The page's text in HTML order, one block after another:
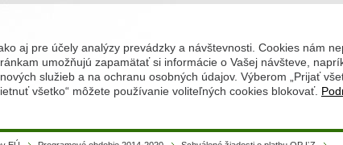
aj pre účely analýzy prevádzky a návštevnosti. Cookies nám
umožňujú zapamätať si informácie o Vašej návšteve,
služieb a na ochranu osobných údajov. Výberom „Prijať
všetko“ môžete používanie voliteľných cookies blokovať.